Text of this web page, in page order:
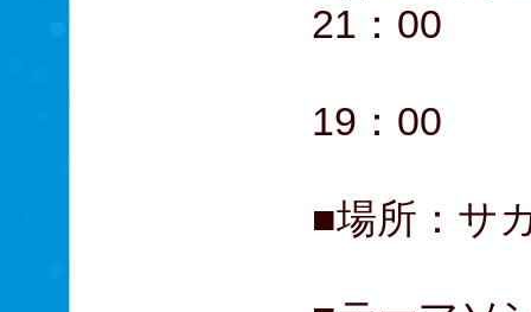
21：00
19：00
■場所：サ